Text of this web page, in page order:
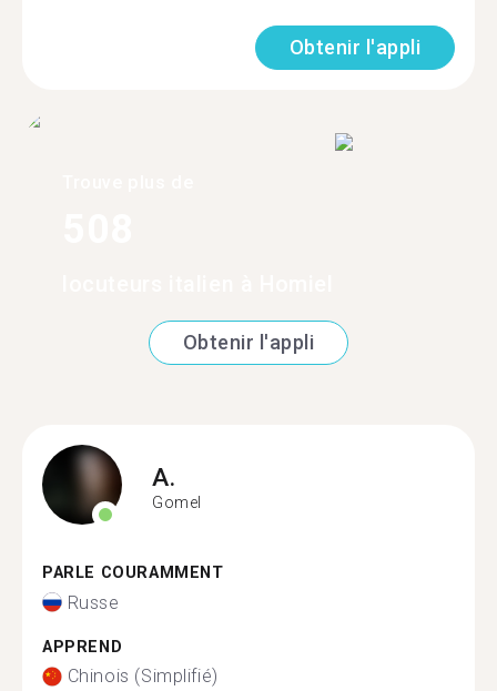
Obtenir l'appli
Obtenir l'appli
A.
Gomel
PARLE COURAMMENT
Russe
APPREND
Chinois (Simplifié)